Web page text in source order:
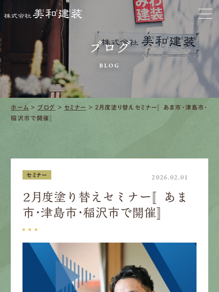
お家をきれいに
会社をきれいに
クリーニング
施工事例
口コミ・レビュー紹介
採用情報
先輩インタビュー
ブログ
BLOG
ホーム > ブログ > セミナー > ２月度塗り替えセミナー〚あま市・津島市・
稲沢市で開催〛
セミナー 2026.02.01
２月度塗り替えセミナー〚あま
市・津島市・稲沢市で開催〛